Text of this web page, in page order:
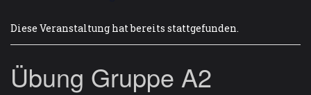
Diese Veranstaltung hat bereits stattgefunden.
Übung Gruppe A2